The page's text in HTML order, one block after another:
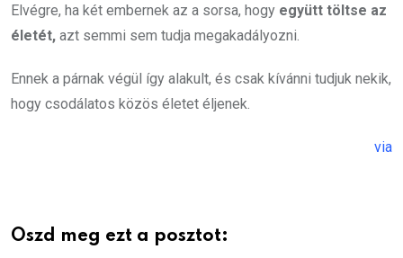
Elvégre, ha két embernek az a sorsa, hogy együtt töltse az
életét, azt semmi sem tudja megakadályozni.
Ennek a párnak végül így alakult, és csak kívánni tudjuk nekik,
hogy csodálatos közös életet éljenek.
via
Oszd meg ezt a posztot: